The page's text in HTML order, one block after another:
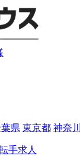
県 東京都 神奈
手求人